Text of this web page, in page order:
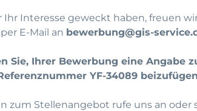
Ihr Interesse geweckt haben, freuen
E-Mail an bewerbung@gis-
Sie, Ihrer Bewerbung eine Angabe
YF-34089
zum Stellenangebot rufe uns an oder